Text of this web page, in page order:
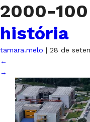
2000-100
história
tamara.melo | 28 de
←
→